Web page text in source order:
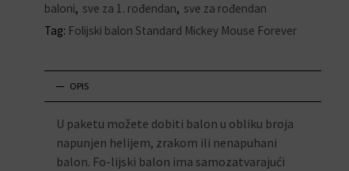
baloni, sve za 1. rođendan, sve za rođendan
Tag: Folijski balon Standard Mickey Mouse Forever
OPIS
U paketu možete dobiti balon u obliku broja
napunjen helijem, zrakom ili nenapuhani
balon. Fo-lijski balon ima samozatvarajući